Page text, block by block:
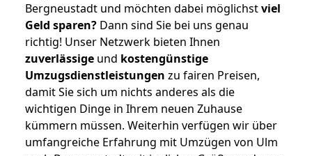
Bergneustadt und möchten dabei möglichstviel
Geld sparen? Dann sind Sie bei uns genau
richtig! Unser Netzwerk bieten Ihnen
zuverlässige und kostengünstige
Umzugsdienstleistungen zu fairen Preisen,
damit Sie sich um nichts anderes als die
wichtigen Dinge in Ihrem neuen Zuhause
kümmern müssen. Weiterhin verfügen wir über
umfangreiche Erfahrung mit Umzügen von Ulm